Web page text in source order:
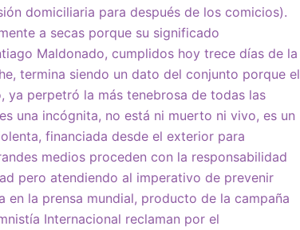
domiciliaria para después de los comicios).
a secas porque su significado
Maldonado, cumplidos hoy trece días de la
termina siendo un dato del conjunto porque el
ya perpetró la más tenebrosa de todas las
una incógnita, no está ni muerto ni vivo, es un
financiada desde el exterior para
medios proceden con la responsabilidad
pero atendiendo al imperativo de prevenir
la prensa mundial, producto de la campaña
Internacional reclaman por el